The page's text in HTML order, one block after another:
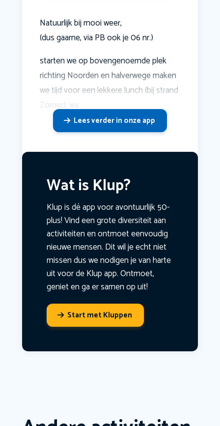
Natuurlijk bij mooi weer,
(dus gaarne, via PB ook je 06 nr.)
starten we op bovengenoemde plek
richting Noorden en halverwege maken
we tijd voor een lekkere lunch (bij strand
Zomer), wa
Lees verder in onze app
Wat is Klup?
Klup is dé app voor avontuurlijk 50-
plus! Vind een grote diversiteit aan
activiteiten en ontmoet eenvoudig
nieuwe mensen. Dit wil je echt niet
missen dus we nodigen je van harte
uit voor de Klup app. Ontmoet,
geniet en ga er samen op uit!
Start met Kluppen